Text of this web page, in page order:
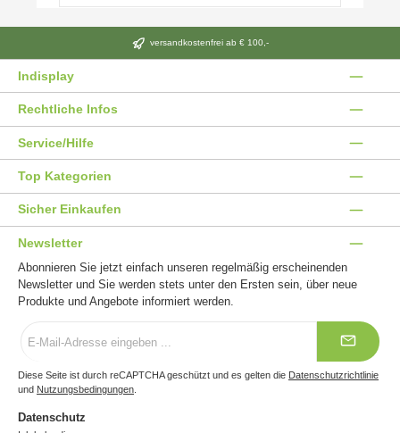
versandkostenfrei ab € 100,-
Indisplay
Rechtliche Infos
Service/Hilfe
Top Kategorien
Sicher Einkaufen
Newsletter
Abonnieren Sie jetzt einfach unseren regelmäßig erscheinenden
Newsletter und Sie werden stets unter den Ersten sein, über neue
Produkte und Angebote informiert werden.
Mail-
Diese Seite ist durch reCAPTCHA geschützt und es gelten die Datenschutzrichtlinie
und Nutzungsbedingungen
Datenschutz